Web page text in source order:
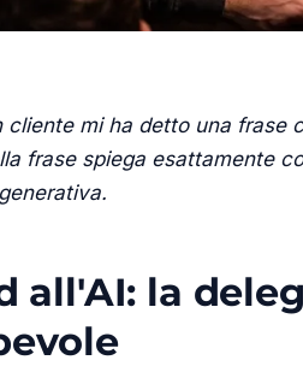
cliente mi ha detto una frase
frase spiega esattamente
all'AI: la